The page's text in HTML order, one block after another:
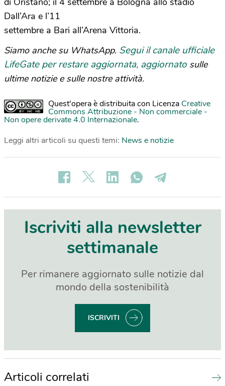
Dall’Ara e l’11
settembre a Bari all’Arena Vittoria.
Siamo anche su WhatsApp. Segui il canale ufficiale
LifeGate per restare aggiornata, aggiornato sulle
ultime notizie e sulle nostre attività.
Quest'opera è distribuita con Licenza Creative
Commons Attribuzione - Non commerciale -
Non opere derivate 4.0 Internazionale.
Leggi altri articoli su questi temi: News e notizie
Iscriviti alla newsletter
settimanale
Per rimanere aggiornato sulle notizie dal
mondo della sostenibilità
ISCRIVITI
Articoli correlati